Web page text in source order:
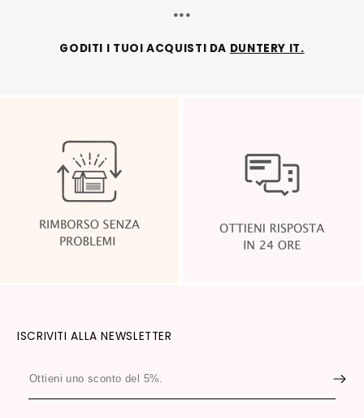
***
GODITI I TUOI ACQUISTI DA DUNTERY IT.
ISCRIVITI ALLA NEWSLETTER
Ottieni
uno